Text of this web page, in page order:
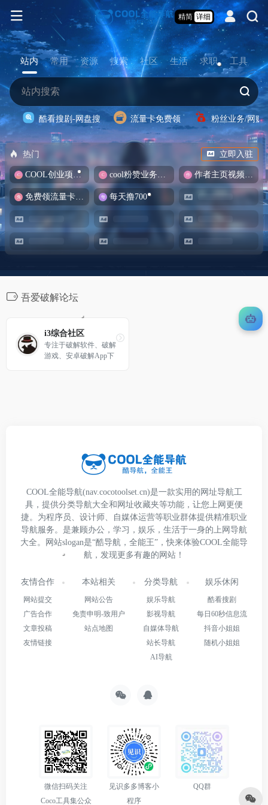
精简 详细
站内 常用 资源 搜索 社区 生活 求职 工具
酷看搜剧-网盘搜 流量卡免费领 粉丝业务/网赚/
热门 立即入驻
COOL创业项目商城 cool粉赞业务商城【爆粉引流】 作者主页视频批量提取
免费领流量卡-包邮 每天撸700
吾爱破解论坛
i3综合社区
专注于破解软件、破解
游戏、安卓破解App下
COOL全能导航(nav.cocotoolset.cn)是一款实用的网址导航工
具，提供分类导航大全和网址收藏夹等功能，让您上网更便
捷。为程序员、设计师、自媒体运营等职业群体提供精准职业
导航服务。是兼顾办公，学习，娱乐，生活于一身的上网导航
大全。网站slogan是“酷导航，全能王”，快来体验COOL全能导
航，发现更多有趣的网站！
友情合作
网站提交
广告合作
文章投稿
友情链接
本站相关
网站公告
免责申明-致用户
站点地图
分类导航
娱乐导航
影视导航
自媒体导航
站长导航
AI导航
娱乐休闲
酷看搜剧
每日60秒信息流
抖音小姐姐
随机小姐姐
微信扫码关注
Coco工具集公众
见识多多博客小
程序
QQ群